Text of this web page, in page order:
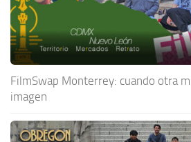
FilmSwap Monterrey: cuando otra
imagen